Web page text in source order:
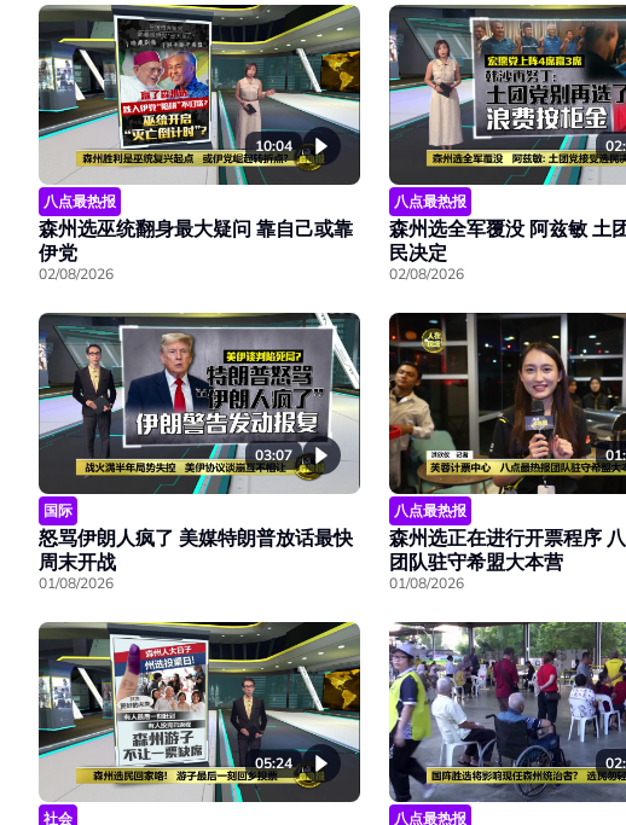
10:04
八点最热报
森州选巫统翻身最大疑问 靠自己或靠
伊党
02/08/2026
八点最热报
森州选全军覆没 阿兹敏 土
民决定
02/08/2026
03:07
国际
怒骂伊朗人疯了 美媒特朗普放话最快
周末开战
01/08/2026
八点最热报
森州选正在进行开票程序
团队驻守希盟大本营
01/08/2026
05:24
社会 八点最热报